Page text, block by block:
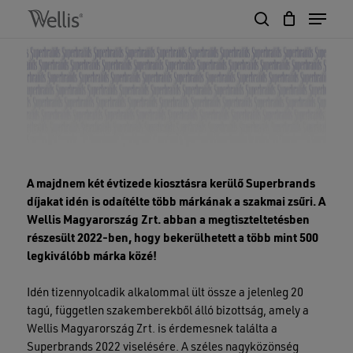
content
Menu
Cart
A majdnem két évtizede kiosztásra kerülő Superbrands
díjakat idén is odaítélte több márkának a szakmai zsűri. A
Wellis Magyarország Zrt. abban a megtiszteltetésben
részesült 2022-ben, hogy bekerülhetett a több mint 500
legkiválóbb márka közé!
Idén tizennyolcadik alkalommal ült össze a jelenleg 20
tagú, független szakemberekből álló bizottság, amely a
Wellis Magyarország Zrt. is érdemesnek találta a
Superbrands 2022 viselésére. A széles nagyközönség
Close
Menu